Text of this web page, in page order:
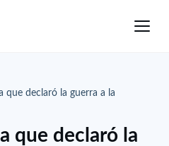
que declaró la guerra a la
que declaró la